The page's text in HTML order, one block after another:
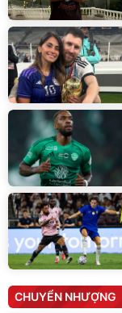
CHUYỂN NHƯỢNG